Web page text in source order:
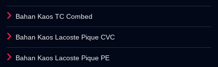
Bahan Kaos TC Combed
Bahan Kaos Lacoste Pique CVC
Bahan Kaos Lacoste Pique PE